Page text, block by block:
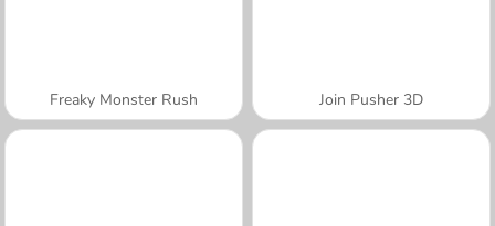
Freaky Monster Rush Join Pusher 3D